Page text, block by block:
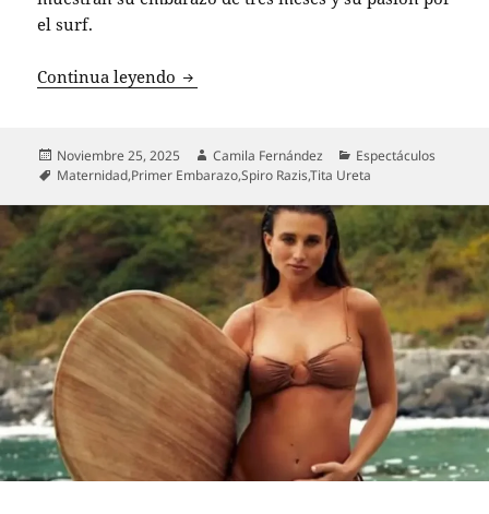
el surf.
Continua leyendo Tita Ureta confirma su embarazo y se
Publicado
el
Noviembre 25, 2025 Autor
Camila Fernández Categorías
Espectáculos
Etiquetas
Maternidad,Primer Embarazo,Spiro Razis,Tita Ureta